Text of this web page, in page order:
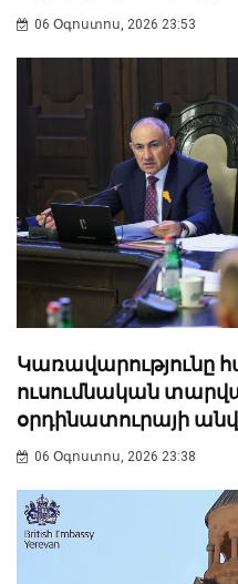
06 Օգոստոս, 2026 23:53
Կառավարությունը
ուսումնական
օրդինատուրայի
06 Օգոստոս, 2026 23:38